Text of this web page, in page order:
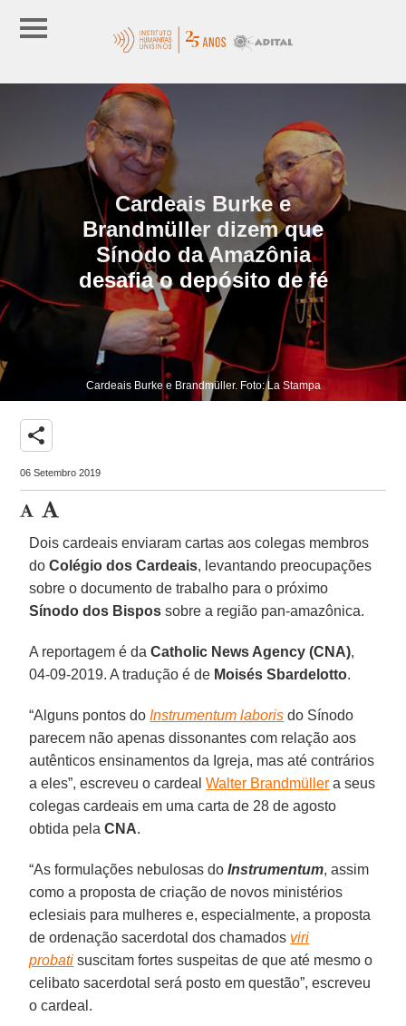
Cardeais Burke e
Brandmüller dizem que
Sínodo da Amazônia
desafia o depósito de fé
Cardeais Burke e Brandmüller. Foto: La Stampa
share
06 Setembro 2019
Dois cardeais enviaram cartas aos colegas membros
doColégio dos Cardeais, levantando preocupações
sobre o documento de trabalho para o próximo
Sínodo dos Bispos sobre a região pan-amazônica.
A reportagem é daCatholic News Agency (CNA),
04-09-2019. A tradução é de Moisés Sbardelotto.
“Alguns pontos doInstrumentum laboris do Sínodo
parecem não apenas dissonantes com relação aos
autênticos ensinamentos da Igreja, mas até contrários
a eles”, escreveu o cardealWalter Brandmüller a seus
colegas cardeais em uma carta de 28 de agosto
obtida pelaCNA.
“As formulações nebulosas doInstrumentum, assim
como a proposta de criação de novos ministérios
eclesiais para mulheres e, especialmente, a proposta
de ordenação sacerdotal dos chamados viri
probati suscitam fortes suspeitas de que até mesmo o
celibato sacerdotal será posto em questão”, escreveu
o cardeal.